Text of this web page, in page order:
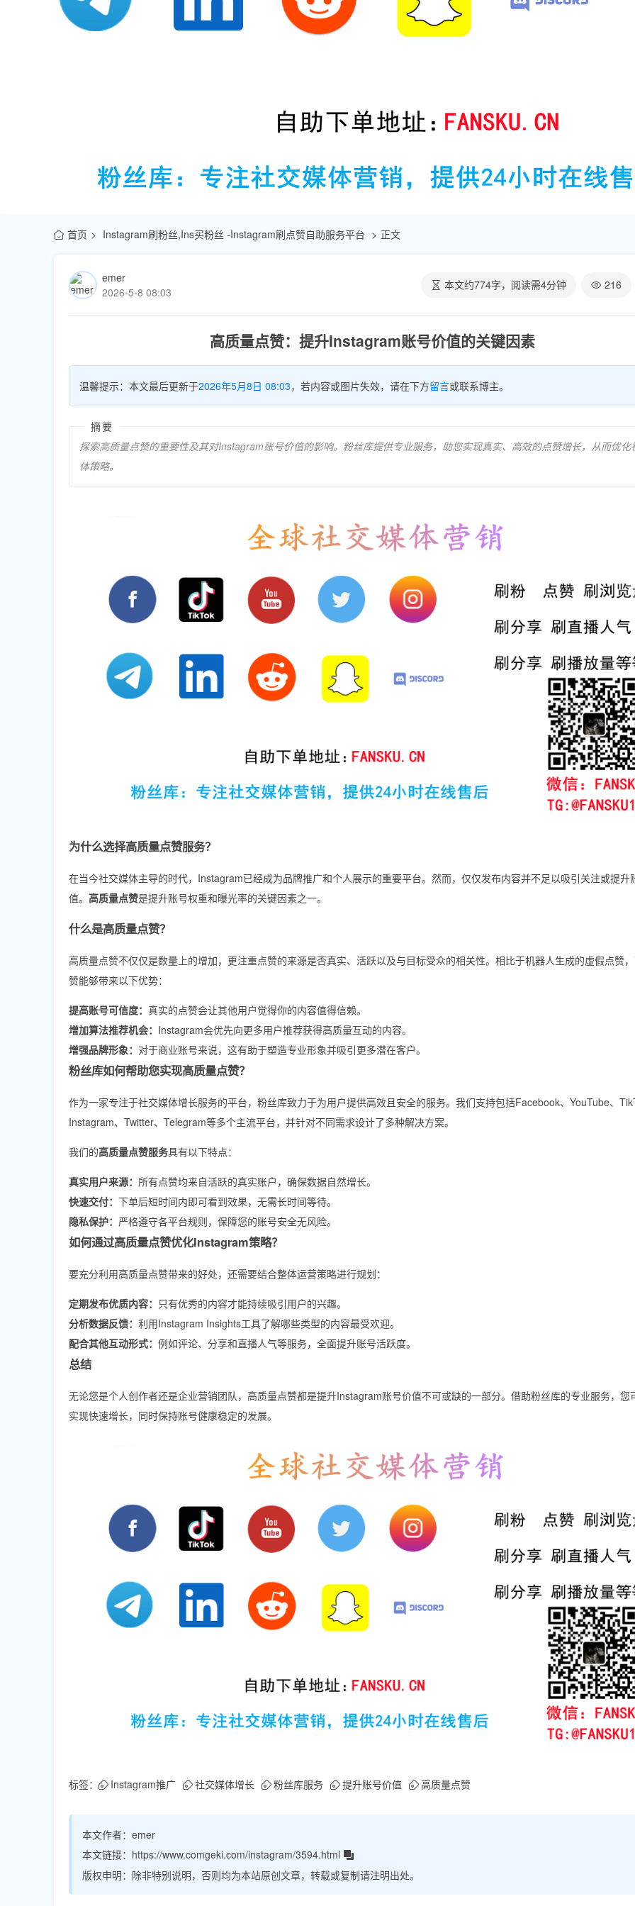
首页 Instagram刷粉丝,Ins买粉丝 -Instagram刷点赞自助服务平台 正文
emer
2026-5-8 08:03
本文约774字，阅读需4分钟 216
高质量点赞：提升Instagram账号价值的关键因素
温馨提示：本文最后更新于2026年5月8日 08:03，若内容或图片失效，请在下方留言或联系博主。
摘要
探索高质量点赞的重要性及其对Instagram账号价值的影响。粉丝库提供专业服务，助您实现真实、高效的点赞增长，从而优化
体策略。
为什么选择高质量点赞服务？
在当今社交媒体主导的时代，Instagram已经成为品牌推广和个人展示的重要平台。然而，仅仅发布内容并不足以吸引关注或提升
值。 高质量点赞是提升账号权重和曝光率的关键因素之一。
什么是高质量点赞？
高质量点赞不仅仅是数量上的增加，更注重点赞的来源是否真实、活跃以及与目标受众的相关性。相比于机器人生成的虚假点赞
赞能够带来以下优势：
提高账号可信度： 真实的点赞会让其他用户觉得你的内容值得信赖。
增加算法推荐机会： Instagram会优先向更多用户推荐获得高质量互动的内容。
增强品牌形象： 对于商业账号来说，这有助于塑造专业形象并吸引更多潜在客户。
粉丝库如何帮助您实现高质量点赞？
作为一家专注于社交媒体增长服务的平台，粉丝库致力于为用户提供高效且安全的服务。我们支持包括Facebook、YouTube、
Instagram、Twitter、Telegram等多个主流平台，并针对不同需求设计了多种解决方案。
我们的高质量点赞服务具有以下特点：
真实用户来源： 所有点赞均来自活跃的真实账户，确保数据自然增长。
快速交付： 下单后短时间内即可看到效果，无需长时间等待。
隐私保护： 严格遵守各平台规则，保障您的账号安全无风险。
如何通过高质量点赞优化Instagram策略？
要充分利用高质量点赞带来的好处，还需要结合整体运营策略进行规划：
定期发布优质内容： 只有优秀的内容才能持续吸引用户的兴趣。
分析数据反馈： 利用Instagram Insights工具了解哪些类型的内容最受欢迎。
配合其他互动形式： 例如评论、分享和直播人气等服务，全面提升账号活跃度。
总结
无论您是个人创作者还是企业营销团队，高质量点赞都是提升Instagram账号价值不可或缺的一部分。借助粉丝库的专业服务，您
实现快速增长，同时保持账号健康稳定的发展。
标签： Instagram推广 社交媒体增长 粉丝库服务 提升账号价值 高质量点赞
本文作者： emer
本文链接： https://www.comgeki.com/instagram/3594.html
版权申明： 除非特别说明，否则均为本站原创文章，转载或复制请注明出处。